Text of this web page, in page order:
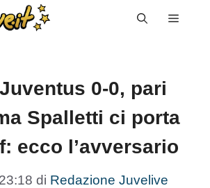
Menu
0-0, pari
Spalletti ci porta
ecco l’avversario
di Redazione Juvelive